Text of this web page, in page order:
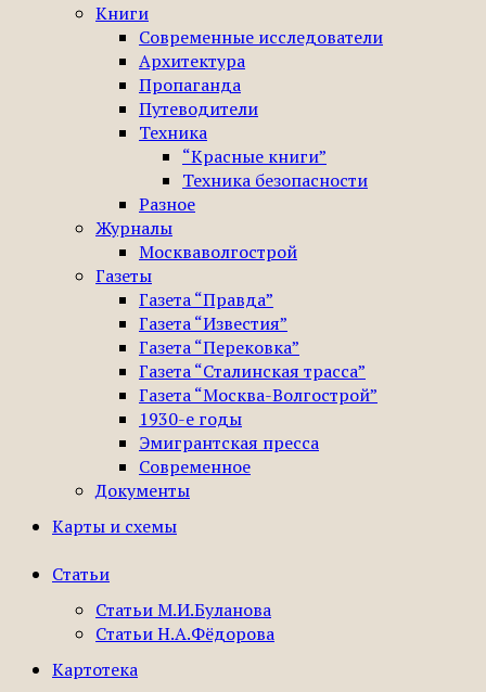
Книги
Современные исследователи
Архитектура
Пропаганда
Путеводители
Техника
“Красные книги”
Техника безопасности
Разное
Журналы
Москваволгострой
Газеты
Газета “Правда”
Газета “Известия”
Газета “Перековка”
Газета “Сталинская трасса”
Газета “Москва-Волгострой”
1930-е годы
Эмигрантская пресса
Современное
Документы
Карты и схемы
Статьи
Статьи М.И.Буланова
Статьи Н.А.Фёдорова
Картотека